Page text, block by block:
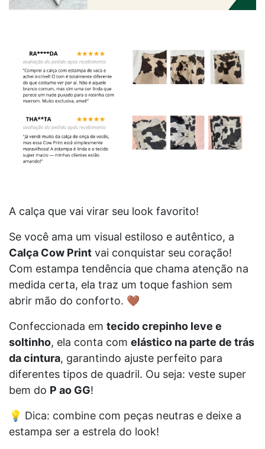
A calça que vai virar seu look favorito!
Se você ama um visual estiloso e autêntico, a
Calça Cow Print vai conquistar seu coração!
Com estampa tendência que chama atenção na
medida certa, ela traz um toque fashion sem
abrir mão do conforto. 🤎
Confeccionada em tecido crepinho leve e
soltinho, ela conta com elástico na parte de trás
da cintura, garantindo ajuste perfeito para
diferentes tipos de quadril. Ou seja: veste super
bem do P ao GG!
💡 Dica: combine com peças neutras e deixe a
estampa ser a estrela do look!